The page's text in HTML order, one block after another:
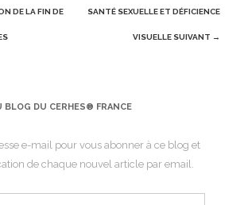
DE LA FIN DE SANTÉ SEXUELLE ET DÉFICIENCE
VISUELLE SUIVANT →
BLOG DU CERHES® FRANCE
e-mail pour vous abonner à ce blog et
de chaque nouvel article par email.